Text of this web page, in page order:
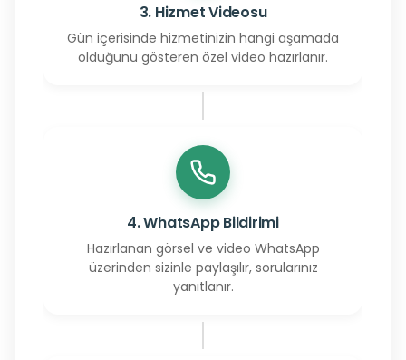
3. Hizmet Videosu
Gün içerisinde hizmetinizin hangi aşamada
olduğunu gösteren özel video hazırlanır.
4. WhatsApp Bildirimi
Hazırlanan görsel ve video WhatsApp
üzerinden sizinle paylaşılır, sorularınız
yanıtlanır.